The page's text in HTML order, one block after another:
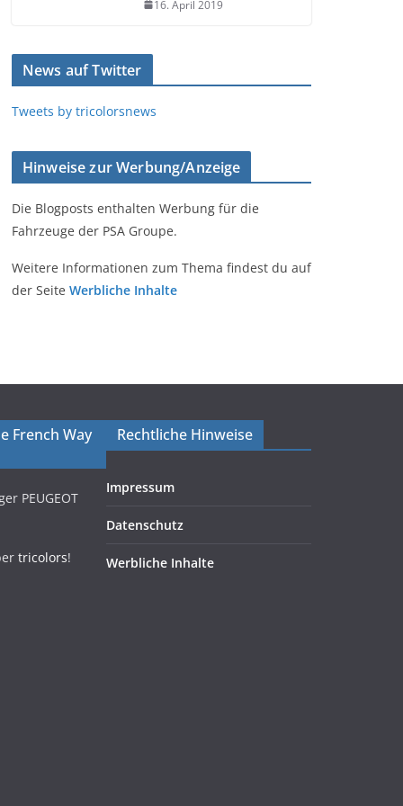
16. April 2019
News auf Twitter
Tweets by tricolorsnews
Hinweise zur Werbung/Anzeige
Die Blogposts enthalten Werbung für die
Fahrzeuge der PSA Groupe.
Weitere Informationen zum Thema findest du auf
der Seite Werbliche Inhalte
French Way
PEUGEOT
tricolors!
Rechtliche Hinweise
Impressum
Datenschutz
Werbliche Inhalte